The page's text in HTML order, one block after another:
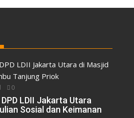
0
LDII Jakarta Utara
Sosial dan Keimanan